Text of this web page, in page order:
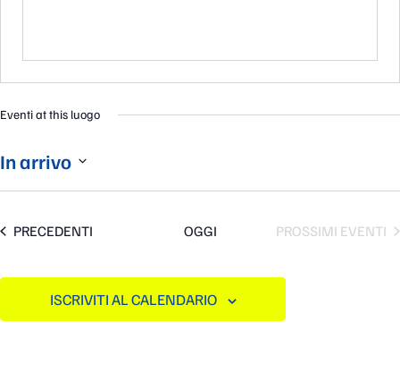
Eventi at this luogo
In arrivo
la
EVENTI
PRECEDENTI OGGI PROSSIMI EVENTI
ISCRIVITI AL CALENDARIO